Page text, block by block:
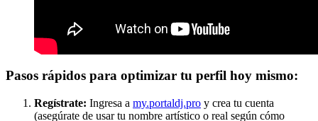
Pasos rápidos para optimizar tu perfil hoy mismo:
Regístrate: Ingresa a my.portaldj.pro y crea tu cuenta
(asegúrate de usar tu nombre artístico o real según cómo